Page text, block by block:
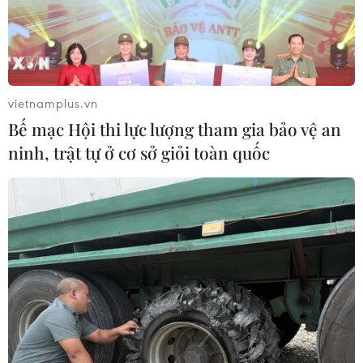
Giá vàng trong nước giảm nhẹ,
thương hiệu SJC lùi về ngưỡng 142,2
triệu đồng
07/08/2026 02:21
Giá dầu tăng vọt do Iran xem xét cấm
tàu Mỹ và Israel qua eo biển Hormuz
07/08/2026 00:45
Giá vàng thế giới quay đầu giảm nhẹ
do áp lực chốt lời
07/08/2026 00:31
vietnamplus.vn
Bế mạc Hội thi lực lượng tham gia bảo vệ an
ninh, trật tự ở cơ sở giỏi toàn quốc